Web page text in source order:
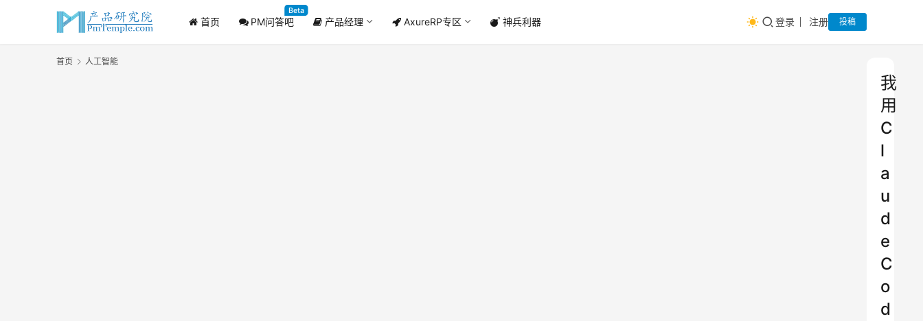
首页 PM问答吧
Beta
产品经理 AxureRP专区 神兵利器 登录 注册 投稿
首页 人工智能
我
用
C
l
a
u
d
e
C
o
d